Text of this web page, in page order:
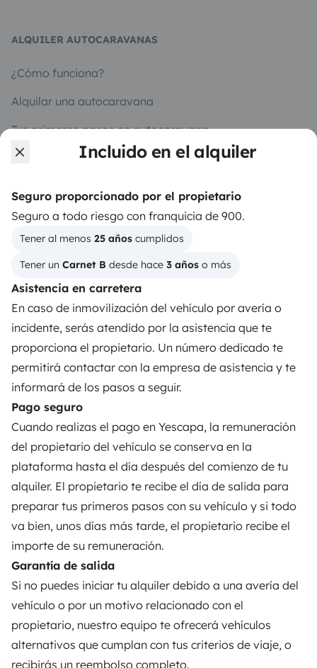
Incluido en el alquiler
Seguro proporcionado por el propietario
Seguro a todo riesgo con franquicia de 900.
Tener al menos 25 años cumplidos
Tener un Carnet B desde hace 3 años o más
Asistencia en carretera
En caso de inmovilización del vehículo por avería o
incidente, serás atendido por la asistencia que te
proporciona el propietario. Un número dedicado te
permitirá contactar con la empresa de asistencia y te
informará de los pasos a seguir.
Pago seguro
Cuando realizas el pago en Yescapa, la remuneración
del propietario del vehículo se conserva en la
plataforma hasta el día después del comienzo de tu
alquiler. El propietario te recibe el día de salida para
preparar tus primeros pasos con su vehículo y si todo
va bien, unos días más tarde, el propietario recibe el
importe de su remuneración.
Garantía de salida
Si no puedes iniciar tu alquiler debido a una avería del
vehículo o por un motivo relacionado con el
propietario, nuestro equipo te ofrecerá vehículos
alternativos que cumplan con tus criterios de viaje, o
recibirás un reembolso completo.
ALQUILER AUTOCARAVANAS
¿Cómo funciona?
Alquilar una autocaravana
Tus primeros pasos en autocaravana
Las opiniones de nuestros usuarios
PROPIETARIOS
Contrato de alquiler
Seguros de alquiler
Asistencias de alquiler
Ayuda propietario
Medios de pago segurosPago en varios plazos
Descargar en
App Store
Disponible en
Google Play
Blog Contáctanos Empleo
CGU
Confidencialidad
Cookies